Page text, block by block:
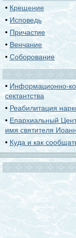
• Крещение
• Исповедь
• Причастие
• Венчание
•Соборование
• Информационно-
сектантства
• Реабилитация
• Епархиальный
имя святителя
• Куда и как